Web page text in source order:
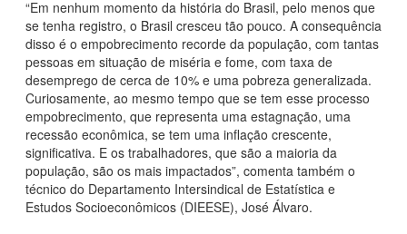
“Em nenhum momento da história do Brasil, pelo menos que
se tenha registro, o Brasil cresceu tão pouco. A consequência
disso é o empobrecimento recorde da população, com tantas
pessoas em situação de miséria e fome, com taxa de
desemprego de cerca de 10% e uma pobreza generalizada.
Curiosamente, ao mesmo tempo que se tem esse processo
empobrecimento, que representa uma estagnação, uma
recessão econômica, se tem uma inflação crescente,
significativa. E os trabalhadores, que são a maioria da
população, são os mais impactados”, comenta também o
técnico do Departamento Intersindical de Estatística e
Estudos Socioeconômicos (DIEESE), José Álvaro.